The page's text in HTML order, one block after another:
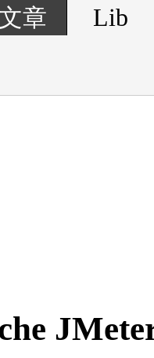
文章 Lib